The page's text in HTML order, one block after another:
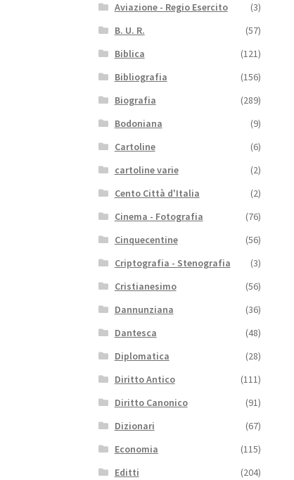
Aviazione - Regio Esercito
(3)
B. U. R.
(57)
Biblica
(121)
Bibliografia
(156)
Biografia
(289)
Bodoniana
(9)
Cartoline
(6)
cartoline varie
(2)
Cento Città d'Italia
(2)
Cinema - Fotografia
(76)
Cinquecentine
(56)
Criptografia - Stenografia
(3)
Cristianesimo
(56)
Dannunziana
(36)
Dantesca
(48)
Diplomatica
(28)
Diritto Antico
(111)
Diritto Canonico
(91)
Dizionari
(67)
Economia
(115)
Editti
(204)